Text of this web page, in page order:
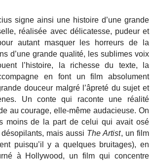
signe ainsi une histoire d’une grande
réalisée avec délicatesse, pudeur et
autant masquer les horreurs de la
d’une grande qualité, les sublimes voix
l’histoire, la richesse du texte, la
en font un film absolument
douceur malgré l’âpreté du sujet et
Un conte qui raconte une réalité
au courage, elle-même audacieuse. On
moins de la part de celui qui avait osé
mais aussi The Artist, un film
puisqu’il y a quelques bruitages), en
à Hollywood, un film qui concentre